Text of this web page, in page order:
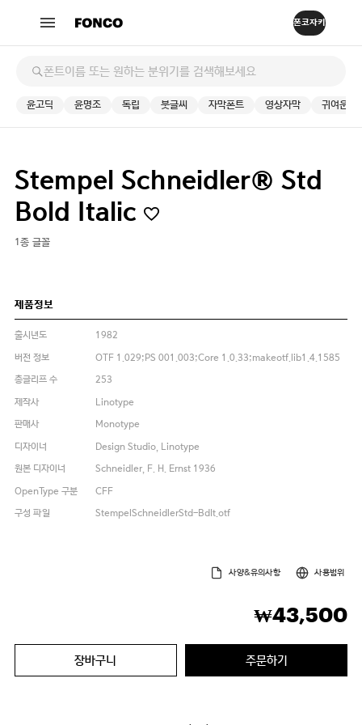
윤고딕 윤명조 독립 붓글씨 자막폰트 영상자막 귀여운
Stempel Schneidler® Std
Bold Italic
1종 글꼴
제품정보
출시년도
1982
버전 정보
OTF 1.029;PS 001.003;Core 1.0.33;makeotf.lib1.4.1585
총글리프 수
253
제작사
Linotype
판매사
Monotype
디자이너
Design Studio, Linotype
원본 디자이너
Schneidler, F. H. Ernst 1936
OpenType 구분
CFF
구성 파일
StempelSchneidlerStd-BdIt.otf
사양&유의사항 사용범위
₩43,500
장바구니 주문하기